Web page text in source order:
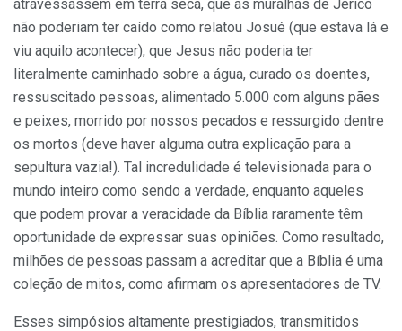
atravessassem em terra seca, que as muralhas de Jericó
não poderiam ter caído como relatou Josué (que estava lá e
viu aquilo acontecer), que Jesus não poderia ter
literalmente caminhado sobre a água, curado os doentes,
ressuscitado pessoas, alimentado 5.000 com alguns pães
e peixes, morrido por nossos pecados e ressurgido dentre
os mortos (deve haver alguma outra explicação para a
sepultura vazia!). Tal incredulidade é televisionada para o
mundo inteiro como sendo a verdade, enquanto aqueles
que podem provar a veracidade da Bíblia raramente têm
oportunidade de expressar suas opiniões. Como resultado,
milhões de pessoas passam a acreditar que a Bíblia é uma
coleção de mitos, como afirmam os apresentadores de TV.
Esses simpósios altamente prestigiados, transmitidos